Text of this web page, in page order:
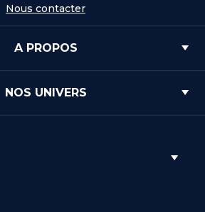
Nous contacter
A PROPOS
NOS UNIVERS